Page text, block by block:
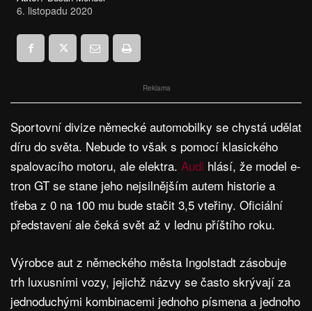
6. listopadu 2020
Reklama
Sportovní divize německé automobilky se chystá udělat
díru do světa. Nebude to však s pomocí klasického
spalovacího motoru, ale elektra. Audi hlásí, že model e-
tron GT se stane jeho nejsilnějším autem historie a
třeba z 0 na 100 mu bude stačit 3,5 vteřiny. Oficiální
představení ale čeká svět až v lednu příštího roku.
Výrobce aut z německého města Ingolstadt zásobuje
trh luxusními vozy, jejichž názvy se často skrývají za
jednoduchými kombinacemi jednoho písmena a jednoho